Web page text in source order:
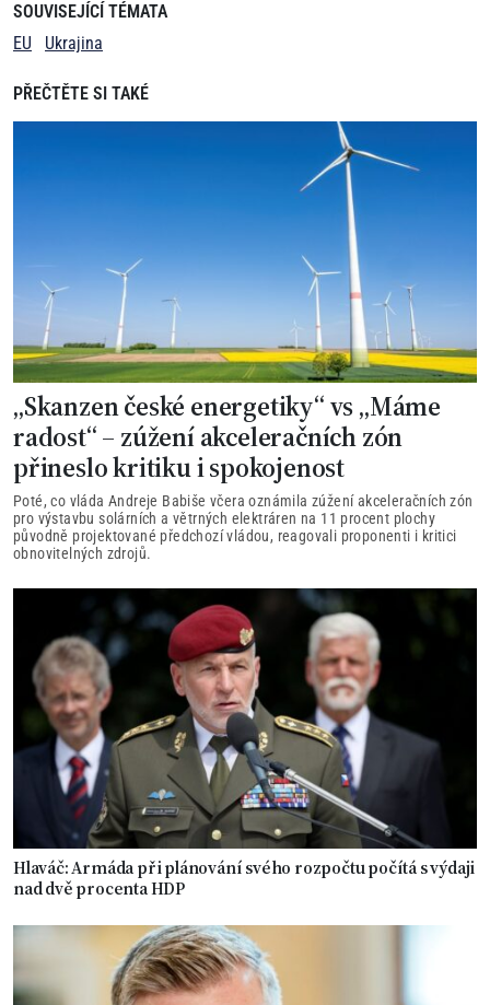
SOUVISEJÍCÍ TÉMATA
EU
Ukrajina
PŘEČTĚTE SI TAKÉ
„Skanzen české energetiky“ vs „Máme
radost“ – zúžení akceleračních zón
přineslo kritiku i spokojenost
Poté, co vláda Andreje Babiše včera oznámila zúžení akceleračních zón
pro výstavbu solárních a větrných elektráren na 11 procent plochy
původně projektované předchozí vládou, reagovali proponenti i kritici
obnovitelných zdrojů.
Hlaváč: Armáda při plánování svého rozpočtu počítá s výdaji
nad dvě procenta HDP